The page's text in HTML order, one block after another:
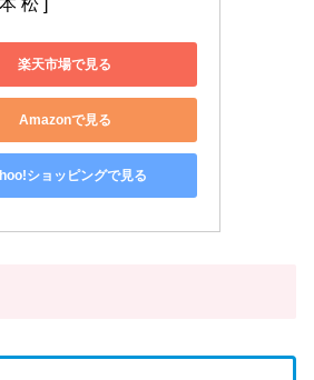
松 ]
楽天市場で見る
Amazonで見る
ショッピングで見る